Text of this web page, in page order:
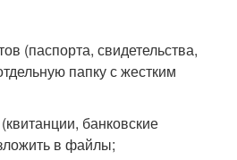
(паспорта, свидетельства,
папку с жестким
банковские
в файлы;